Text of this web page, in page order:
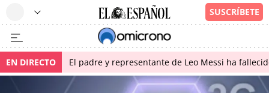
EN DIRECTO El padre y representante de Leo Messi ha